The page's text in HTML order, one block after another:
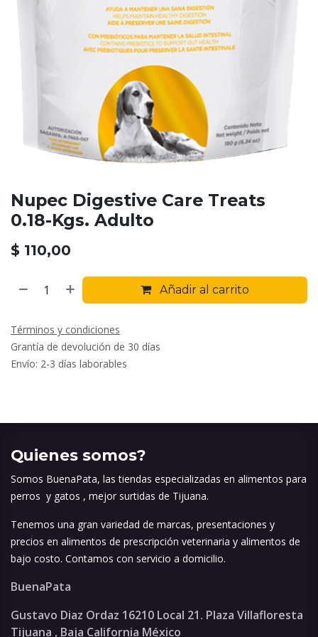
Nupec Digestive Care Treats
0.18-Kgs. Adulto
$ 110,00
Añadir al carrito
Términos y condiciones
Grantía de devolución de 30 días
Envío: 2-3 días laborables
Quienes somos?
Somos BuenaPata, las tiendas especializadas en alimentos para
perros y gatos , mejor surtidas de Tijuana.
Tenemos una gran variedad de marcas, presentaciones y
precios en alimentos de prescripción veterinaria y alimentos de
bajo costo. Contamos con servicio a domicilio.
BuenaPata
Gustavo Diaz Ordaz 16210 Local 21. Plaza Villafloresta
Tijuana , Baja California México